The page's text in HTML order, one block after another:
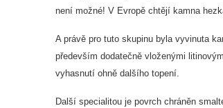
není možné! V Evropě chtějí kamna
A právě pro tuto skupinu byla vyvinuta
především dodatečně vloženými
vyhasnutí ohně dalšího topení.
Další specialitou je povrch chráněn